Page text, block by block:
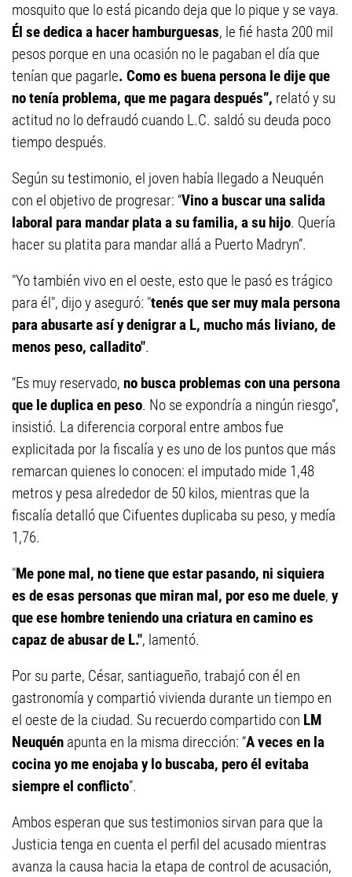
mosquito que lo está picando deja que lo pique y se vaya.
Él se dedica a hacer hamburguesas, le fié hasta 200 mil
pesos porque en una ocasión no le pagaban el día que
tenían que pagarle. Como es buena persona le dije que
no tenía problema, que me pagara después”, relató y su
actitud no lo defraudó cuando L.C. saldó su deuda poco
tiempo después.
Según su testimonio, el joven había llegado a Neuquén
con el objetivo de progresar: “Vino a buscar una salida
laboral para mandar plata a su familia, a su hijo. Quería
hacer su platita para mandar allá a Puerto Madryn”.
"Yo también vivo en el oeste, esto que le pasó es trágico
para él", dijo y aseguró: "tenés que ser muy mala persona
para abusarte así y denigrar a L, mucho más liviano, de
menos peso, calladito".
“Es muy reservado, no busca problemas con una persona
que le duplica en peso. No se expondría a ningún riesgo”,
insistió. La diferencia corporal entre ambos fue
explicitada por la fiscalía y es uno de los puntos que más
remarcan quienes lo conocen: el imputado mide 1,48
metros y pesa alrededor de 50 kilos, mientras que la
fiscalía detalló que Cifuentes duplicaba su peso, y medía
1,76.
"Me pone mal, no tiene que estar pasando, ni siquiera
es de esas personas que miran mal, por eso me duele, y
que ese hombre teniendo una criatura en camino es
capaz de abusar de L.", lamentó.
Por su parte, César, santiagueño, trabajó con él en
gastronomía y compartió vivienda durante un tiempo en
el oeste de la ciudad. Su recuerdo compartido con LM
Neuquén apunta en la misma dirección: “A veces en la
cocina yo me enojaba y lo buscaba, pero él evitaba
siempre el conflicto”.
Ambos esperan que sus testimonios sirvan para que la
Justicia tenga en cuenta el perfil del acusado mientras
avanza la causa hacia la etapa de control de acusación,